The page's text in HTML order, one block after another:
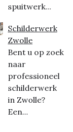
spuitwerk...
Schilderwerk
Zwolle
Bent u op zoek
naar
professioneel
schilderwerk
in Zwolle?
Een...